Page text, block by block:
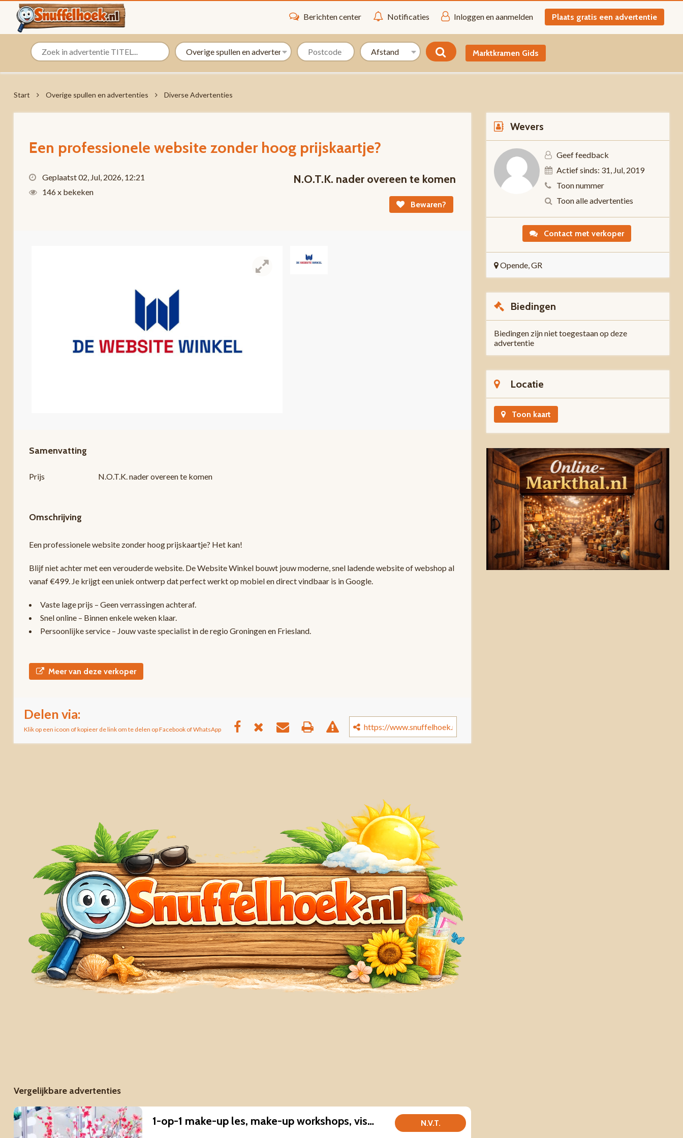
Berichten center Notificaties Inloggen en aanmelden Plaats gratis een advertentie
Marktkramen Gids
Start Overige spullen en advertenties Diverse Advertenties
Een professionele website zonder hoog prijskaartje?
Geplaatst 02, Jul, 2026, 12:21
146 x bekeken
N.O.T.K. nader overeen te komen
Bewaren?
Samenvatting
Prijs N.O.T.K. nader overeen te komen
Omschrijving
Een professionele website zonder hoog prijskaartje? Het kan!
Blijf niet achter met een verouderde website. De Website Winkel bouwt jouw moderne, snel ladende website of webshop al
vanaf €499. Je krijgt een uniek ontwerp dat perfect werkt op mobiel en direct vindbaar is in Google.
Vaste lage prijs – Geen verrassingen achteraf.
Snel online – Binnen enkele weken klaar.
Persoonlijke service – Jouw vaste specialist in de regio Groningen en Friesland.
Meer van deze verkoper
Delen via:
Klik op een icoon of kopieer de link om te delen op Facebook of WhatsApp
Wevers
Geef feedback
Actief sinds: 31, Jul, 2019
Toon nummer
Toon alle advertenties
Contact met verkoper
Opende, GR
Biedingen
Biedingen zijn niet toegestaan op deze
advertentie
Locatie
Toon kaart
Vergelijkbare advertenties
N.V.T.
1-op-1 make-up les, make-up workshops, visagie en hairstyling